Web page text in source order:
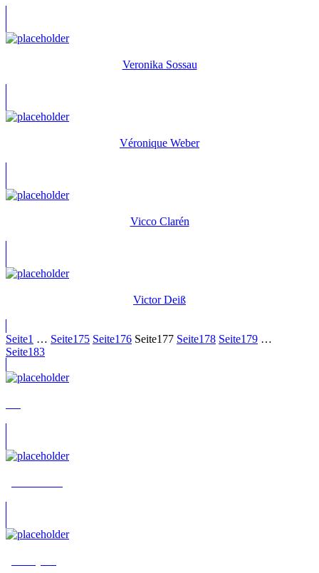
Veronika Sossau
Véronique Weber
Vicco Clarén
Victor Deiß
Seite1 … Seite175 Seite176 Seite177 Seite178 Seite179 …
Seite183